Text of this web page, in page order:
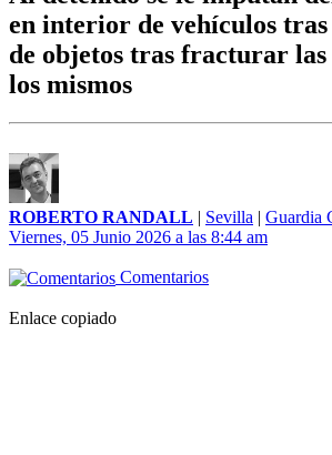
en interior de vehículos
de objetos tras fracturar las
los mismos
ROBERTO RANDALL | Sevilla | Guardia
Viernes, 05 Junio 2026 a las 8:44 am
Comentarios
Enlace copiado